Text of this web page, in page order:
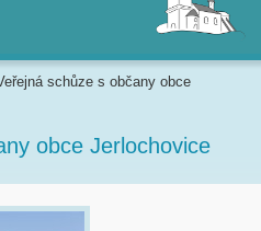
schůze s občany obce
obce Jerlochovice